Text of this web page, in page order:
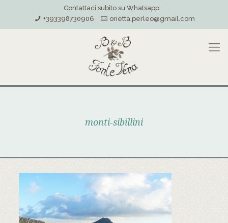
Contattaci subito su Whatsapp
+393398730906
orietta.perleo@gmail.com
monti-sibillini